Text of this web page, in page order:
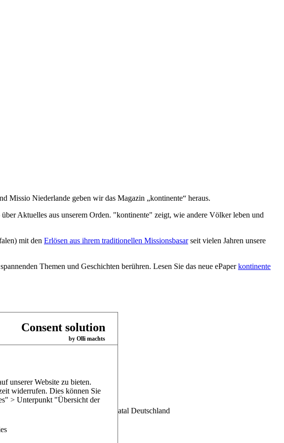
Missio Niederlande geben wir das Magazin „kontinente“ heraus.
Aktuelles aus unserem Orden. "kontinente" zeigt, wie andere Völker leben und
mit den Erlösen aus ihrem traditionellen Missionsbasarseit vielen Jahren unsere
Themen und Geschichten berühren. Lesen Sie das neue ePaperkontinente
Katharina von Siena, Oakford/Natal Deutschland
Consent solution
by Olli machts
unserer Website zu bieten.
widerrufen. Dies können Sie
> Unterpunkt "Übersicht der